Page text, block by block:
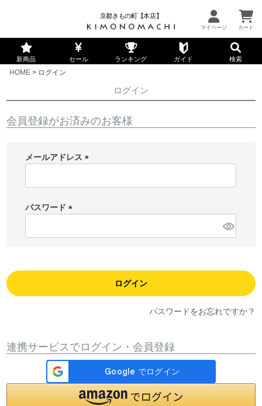
京都きもの町【本店】
新商品 セール ランキング ガイド 検索
HOME ログイン
ログイン
会員登録がお済みのお客様
メールアドレス
パスワード
ログイン
パスワードをお忘れですか？
連携サービスでログイン・会員登録